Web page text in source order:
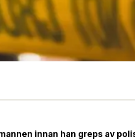
innan han greps av